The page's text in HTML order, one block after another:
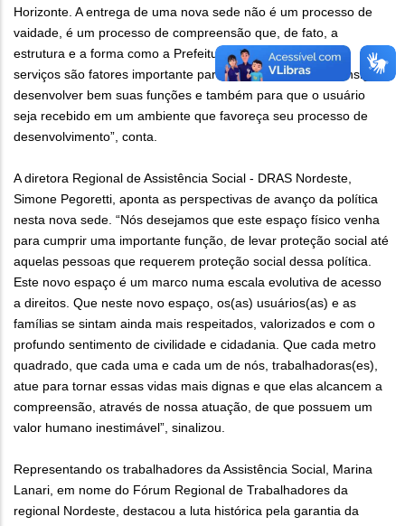
Horizonte. A entrega de uma nova sede não é um processo de
vaidade, é um processo de compreensão que, de fato, a
estrutura e a forma como a Prefeitura consegue ofertar os
serviços são fatores importante para que o trabalhador consiga
desenvolver bem suas funções e também para que o usuário
seja recebido em um ambiente que favoreça seu processo de
desenvolvimento”, conta.
A diretora Regional de Assistência Social - DRAS Nordeste,
Simone Pegoretti, aponta as perspectivas de avanço da política
nesta nova sede. “Nós desejamos que este espaço físico venha
para cumprir uma importante função, de levar proteção social até
aquelas pessoas que requerem proteção social dessa política.
Este novo espaço é um marco numa escala evolutiva de acesso
a direitos. Que neste novo espaço, os(as) usuários(as) e as
famílias se sintam ainda mais respeitados, valorizados e com o
profundo sentimento de civilidade e cidadania. Que cada metro
quadrado, que cada uma e cada um de nós, trabalhadoras(es),
atue para tornar essas vidas mais dignas e que elas alcancem a
compreensão, através de nossa atuação, de que possuem um
valor humano inestimável”, sinalizou.
Representando os trabalhadores da Assistência Social, Marina
Lanari, em nome do Fórum Regional de Trabalhadores da
regional Nordeste, destacou a luta histórica pela garantia da